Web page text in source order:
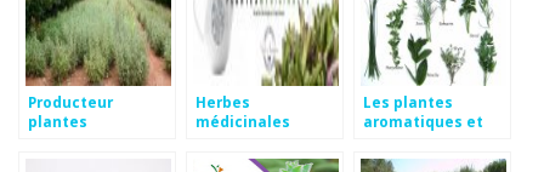
Producteur
plantes
Herbes
médicinales
Les plantes
aromatiques et